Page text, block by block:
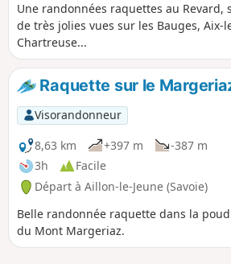
Une randonnées raquettes au Revard,
de très jolies vues sur les Bauges, Aix-
Chartreuse...
Raquette sur le
Visorandonneur
8,63 km
+397 m
-387 m
3h
Facile
Départ à Aillon-le-Jeune (Savoie)
Belle randonnée raquette dans la
du Mont Margeriaz.